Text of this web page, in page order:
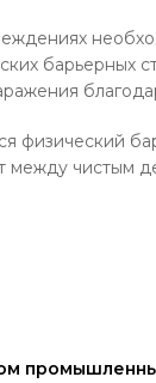
барьерных
физический
между чистым